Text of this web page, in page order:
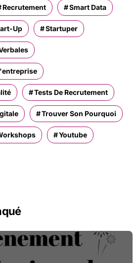
Recrutement Smart Data
Up Startuper
Tests De Recrutement
Trouver Son Pourquoi
Youtube